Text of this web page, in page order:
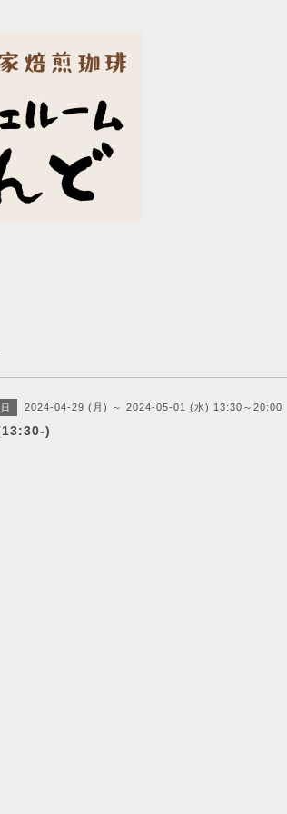
2024-04-29 (月) ～ 2024-05-01 (水) 13:30～20:00
)